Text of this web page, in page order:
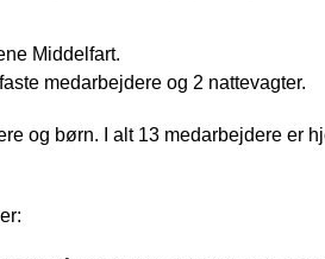
Middelfart.
medarbejdere og 2 nattevagter.
og børn. I alt 13 medarbejdere er